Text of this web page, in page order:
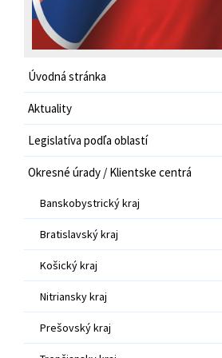
Úvodná stránka
Aktuality
Legislatíva podľa oblastí
Okresné úrady / Klientske centrá
Banskobystrický kraj
Bratislavský kraj
Košický kraj
Nitriansky kraj
Prešovský kraj